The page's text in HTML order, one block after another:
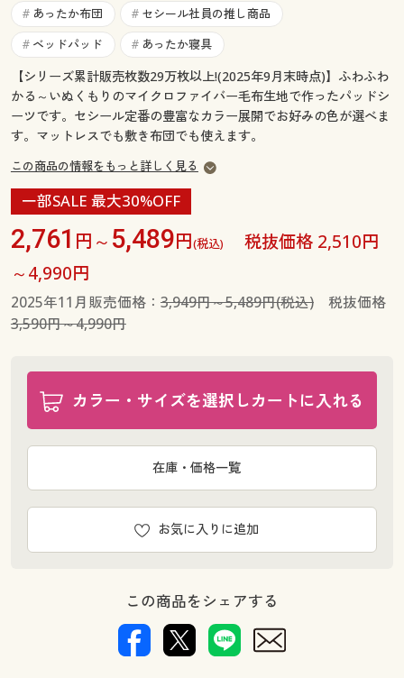
サポート
ご利用ガイド
よくある質問とお問い合わせ
よくある質問とお問い合わせ
# あったか布団 # セシール社員の推し商品
# ベッドパッド # あったか寝具
【シリーズ累計販売枚数29万枚以上!(2025年9月末時点)】ふわふわ
かる～いぬくもりのマイクロファイバー毛布生地で作ったパッドシ
ーツです。セシール定番の豊富なカラー展開でお好みの色が選べま
す。マットレスでも敷き布団でも使えます。
この商品の情報をもっと詳しく見る
一部SALE 最大30%OFF
2,761 円～ 5,489円(税込)
税抜価格 2,510円
～4,990円
2025年11月販売価格： 3,949円～5,489円(税込)税抜価格
3,590円～4,990円
カラー・サイズを選択しカートに入れる
お気に入りに追加
在庫・価格一覧
この商品をシェアする